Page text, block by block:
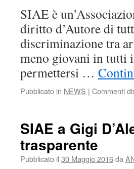
SIAE è
diritto d’Autore di
discriminazione tra
meno giovani in tutti
permettersi …
Pubblicato in NEWS | Commenti
SIAE a Gigi
trasparente
Pubblicato il 30 Maggio 2016da